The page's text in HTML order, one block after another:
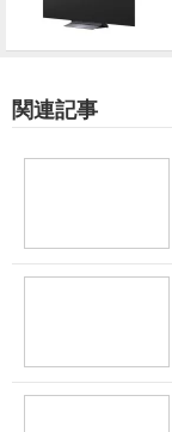
関連記事